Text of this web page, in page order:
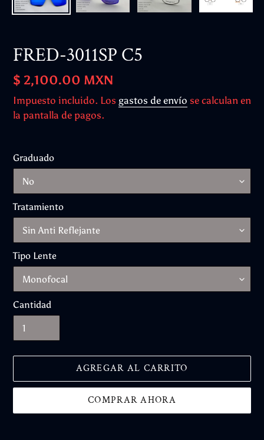
FRED-3011SP C5
Precio
habitual
$ 2,100.00 MXN
Impuesto incluido. Los gastos de envío se calculan en
la pantalla de pagos.
Graduado
Tratamiento
Tipo Lente
Cantidad
AGREGAR AL CARRITO
COMPRAR AHORA